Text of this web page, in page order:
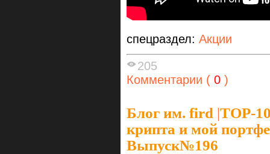
спецраздел: Акции
205
Комментарии ( 0 )
Блог им. fird |TOP-
крипта и мой
Выпуск№196